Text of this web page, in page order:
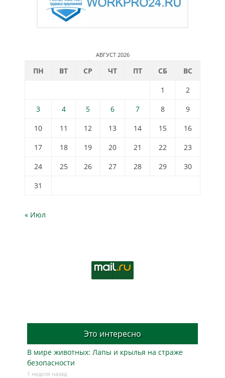
АВГУСТ 2026
ПН ВТ СР ЧТ ПТ СБ
ВС
1
2
3
4 5 6 7 8
9
10
11 12 13 14 15
16
17
18 19 20 21 22
23
24
25 26 27 28 29
30
31
« Июл
Это интересно
В мире животных: Лапы и крылья на страже
безопасности
1 неделя назад